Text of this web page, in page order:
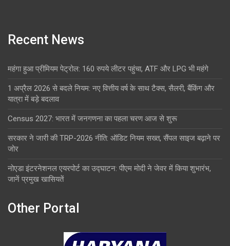
Recent News
महंगा हुआ प्रीमियम पेट्रोल: 160 रुपये लीटर पहुंचा, ATF और LPG भी महंगे
1 अप्रैल 2026 से बदले नियम: नए वित्तीय वर्ष के साथ टैक्स, सैलरी, बैंकिंग और
यात्रा में बड़े बदलाव
Census 2027: भारत में जनगणना का पहला चरण आज से शुरू
सरकार ने जारी की TRP-2026 नीति: ऑडिट नियम सख्त, सैंपल साइज बढ़ाने पर
जोर
नोएडा इंटरनेशनल एयरपोर्ट का उद्घाटन: पीएम मोदी ने जेवर में किया शुभारंभ,
जानें प्रमुख खासियतें
Other Portal